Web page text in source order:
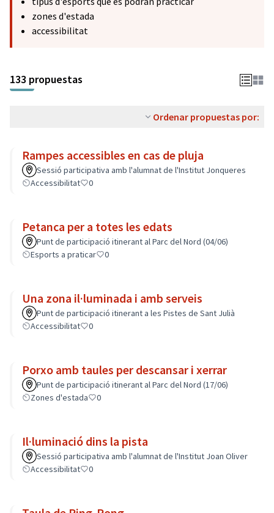
zones d'estada
accessibilitat
133 propuestas
Ordenar propuestas por:
Rampes accessibles en cas de pluja
Sessió participativa amb l'alumnat de l'Institut Jonqueres
Accessibilitat
0
Petanca per a totes les edats
Punt de participació itinerant al Parc del Nord (04/06)
Esports a praticar
0
Una zona il·luminada i amb serveis
Punt de participació itinerant a les Pistes de Sant Julià
Accessibilitat
0
Porxo amb taules per descansar i xerrar
Punt de participació itinerant al Parc del Nord (17/06)
Zones d'estada
0
Il·luminació dins la pista
Sessió participativa amb l'alumnat de l'Institut Joan Oliver
Accessibilitat
0